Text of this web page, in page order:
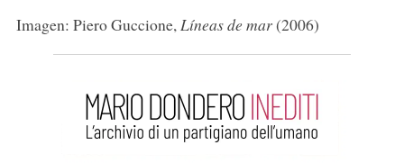
Imagen: Piero Guccione, Líneas de mar(2006)